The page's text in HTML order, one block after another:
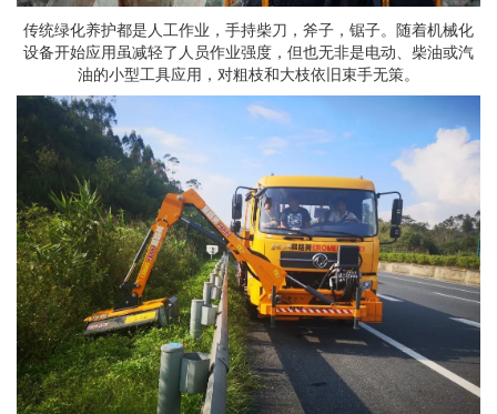
传统绿化养护都是人工作业，手持柴刀，斧子，锯子。随着机械化
设备开始应用虽减轻了人员作业强度，但也无非是电动、柴油或汽
油的小型工具应用，对粗枝和大枝依旧束手无策。